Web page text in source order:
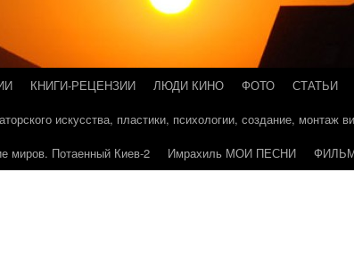
КНИГИ-РЕЦЕНЗИИ ЛЮДИ КИНО ФОТО
СТАТЬИ
искусства, пластики, психологии, создание, монтаж
миров. Потаенный Киев-2 Имрахиль МОИ ПЕСНИ